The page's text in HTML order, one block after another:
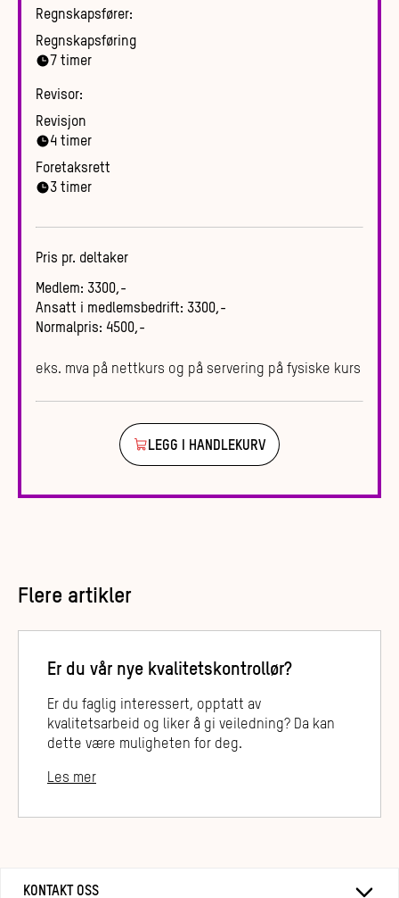
Regnskapsfører:
Regnskapsføring
7 timer
Revisor:
Revisjon
4 timer
Foretaksrett
3 timer
Pris pr. deltaker
Medlem: 3300,-
Ansatt i medlemsbedrift: 3300,-
Normalpris: 4500,-
eks. mva på nettkurs og på servering på fysiske kurs
LEGG I HANDLEKURV
Flere artikler
Er du vår nye kvalitetskontrollør?
Er du faglig interessert, opptatt av
kvalitetsarbeid og liker å gi veiledning? Da kan
dette være muligheten for deg.
Les mer
KONTAKT OSS